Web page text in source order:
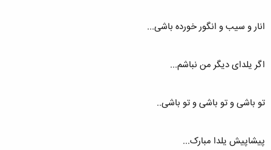
انار و سیب و انگور خورده باشی...
اگر یلدای دیگر من نباشم...
تو باشی و تو باشی و تو باشی..
پیشاپیش یلدا مبارک...